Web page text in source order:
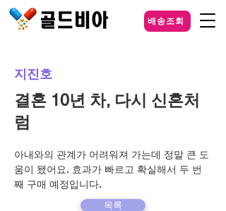
배송조회
지진호
결혼 10년 차, 다시 신혼처
럼
아내와의 관계가 어려워져 가는데 정말 큰 도
움이 됐어요. 효과가 빠르고 확실해서 두 번
째 구매 예정입니다.
목록